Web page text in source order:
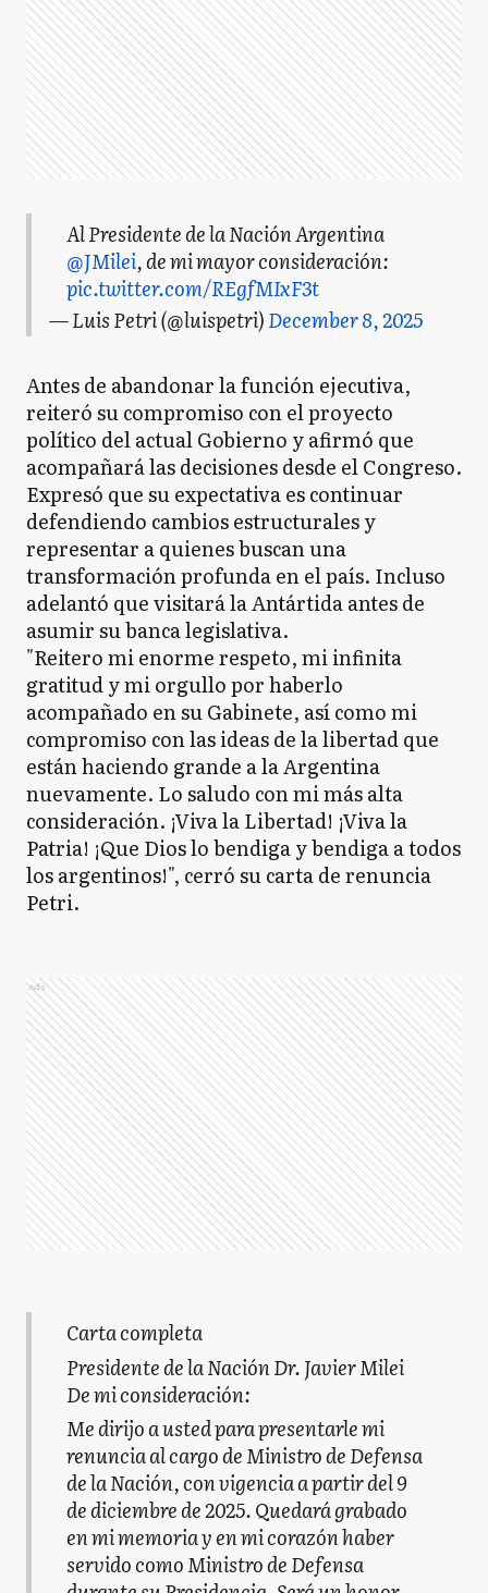
Al Presidente de la Nación Argentina
@JMilei, de mi mayor consideración:
pic.twitter.com/REgfMIxF3t
— Luis Petri (@luispetri)December 8, 2025
Antes de abandonar la función ejecutiva,
reiteró su compromiso con el proyecto
político del actual Gobierno y afirmó que
acompañará las decisiones desde el Congreso.
Expresó que su expectativa es continuar
defendiendo cambios estructurales y
representar a quienes buscan una
transformación profunda en el país. Incluso
adelantó que visitará la Antártida antes de
asumir su banca legislativa.
"Reitero mi enorme respeto, mi infinita
gratitud y mi orgullo por haberlo
acompañado en su Gabinete, así como mi
compromiso con las ideas de la libertad que
están haciendo grande a la Argentina
nuevamente. Lo saludo con mi más alta
consideración. ¡Viva la Libertad! ¡Viva la
Patria! ¡Que Dios lo bendiga y bendiga a todos
los argentinos!", cerró su carta de renuncia
Petri.
Ads
Carta completa
Presidente de la Nación Dr. Javier Milei
De mi consideración:
Me dirijo a usted para presentarle mi
renuncia al cargo de Ministro de Defensa
de la Nación, con vigencia a partir del 9
de diciembre de 2025. Quedará grabado
en mi memoria y en mi corazón haber
servido como Ministro de Defensa